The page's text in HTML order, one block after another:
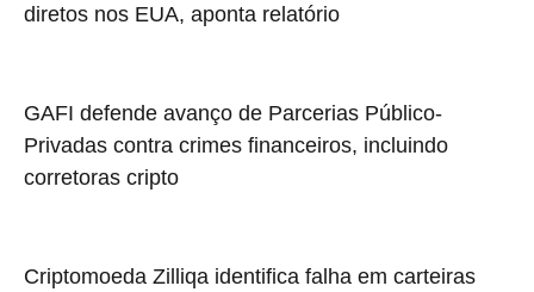
diretos nos EUA, aponta relatório
GAFI defende avanço de Parcerias Público-
Privadas contra crimes financeiros, incluindo
corretoras cripto
Criptomoeda Zilliqa identifica falha em carteiras